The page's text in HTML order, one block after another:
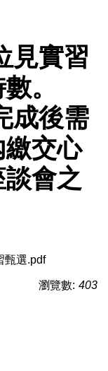
見實習
。
成後需
交心
會之
甄選.pdf
瀏覽數: 403